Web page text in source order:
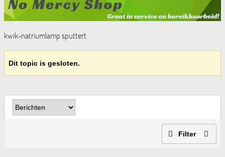
kwik-natriumlamp sputtert
Dit topic is gesloten.
Filter